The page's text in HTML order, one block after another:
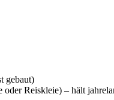
gebaut)
Reiskleie) – hält